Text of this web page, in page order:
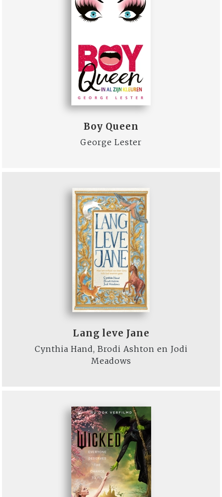
Boy Queen
George Lester
Lang leve Jane
Cynthia Hand, Brodi Ashton en Jodi
Meadows